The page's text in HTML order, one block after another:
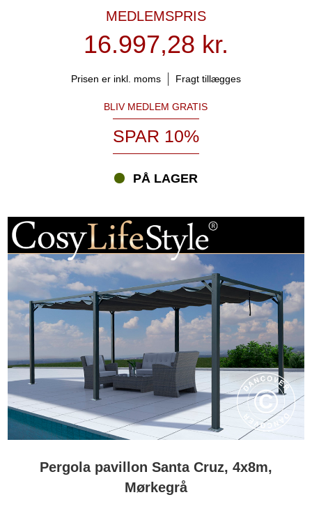
MEDLEMSPRIS
16.997,28 kr.
Prisen er inkl. moms Fragt tillægges
BLIV MEDLEM GRATIS
SPAR 10%
PÅ LAGER
Pergola pavillon Santa Cruz, 4x8m,
Mørkegrå